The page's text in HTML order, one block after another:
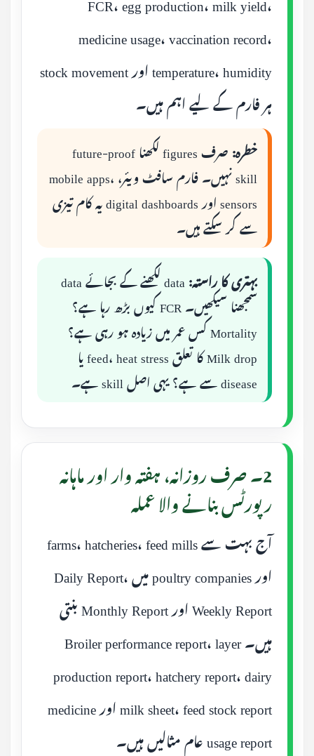
medicine usage، vaccination record،
temperature، humidity اور stock movement
ہر فارم کے لیے اہم ہیں۔
خطرہ:
صرف figures لکھنا future-proof
skill نہیں۔ فارم سافٹ ویئر، mobile apps،
sensors اور digital dashboards یہ کام تیزی
سے کر سکتے ہیں۔
بہتری کا راستہ:
data لکھنے کے بجائے data
سمجھنا سیکھیں۔ FCR کیوں بڑھ رہا ہے؟
Mortality کس عمر میں زیادہ ہو رہی ہے؟
Milk drop کا تعلق feed، heat stress یا
disease سے ہے؟ یہی اصل skill ہے۔
2۔ صرف روزانہ، ہفتہ وار اور ماہانہ
رپورٹس بنانے والا عملہ
آج بہت سے farms، hatcheries، feed mills
اور poultry companies میں Daily Report،
Weekly Report اور Monthly Report بنتی
ہیں۔ Broiler performance report، layer
production report، hatchery report، dairy
milk sheet، feed stock report اور medicine
usage report عام مثالیں ہیں۔